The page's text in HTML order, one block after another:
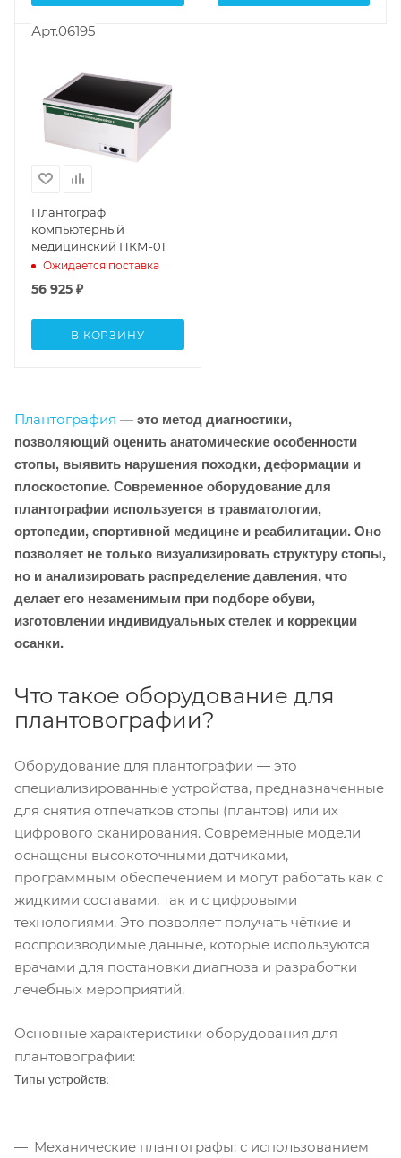
Арт.06195
Плантограф
компьютерный
медицинский ПКМ-01
Ожидается поставка
56 925 ₽
В КОРЗИНУ
Плантография — это метод диагностики,
позволяющий оценить анатомические особенности
стопы, выявить нарушения походки, деформации и
плоскостопие. Современное оборудование для
плантографии используется в травматологии,
ортопедии, спортивной медицине и реабилитации. Оно
позволяет не только визуализировать структуру стопы,
но и анализировать распределение давления, что
делает его незаменимым при подборе обуви,
изготовлении индивидуальных стелек и коррекции
осанки.
Что такое оборудование для
плантовографии?
Оборудование для плантографии — это
специализированные устройства, предназначенные
для снятия отпечатков стопы (плантов) или их
цифрового сканирования. Современные модели
оснащены высокоточными датчиками,
программным обеспечением и могут работать как с
жидкими составами, так и с цифровыми
технологиями. Это позволяет получать чёткие и
воспроизводимые данные, которые используются
врачами для постановки диагноза и разработки
лечебных мероприятий.
Основные характеристики оборудования для
плантовографии:
Типы устройств:
Механические плантографы: с использованием